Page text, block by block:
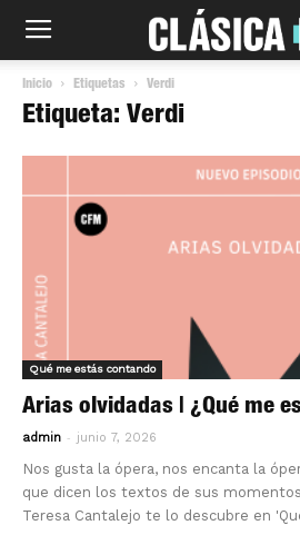
Inicio Etiquetas Verdi
Etiqueta: Verdi
Qué me estás contando
Arias olvidadas | ¿Qué me
admin - junio 7, 2026
Nos gusta la ópera, nos encanta la
que dicen los textos de sus
Teresa Cantalejo te lo descubre en